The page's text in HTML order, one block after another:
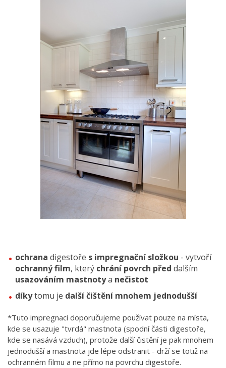
ochrana digestoře s impregnační složkou - vytvoří
ochranný film, který chrání povrch před dalším
usazováním mastnotya nečistot
díkytomu je další čištění mnohem jednodušší
*Tuto impregnaci doporučujeme používat pouze na místa,
kde se usazuje "tvrdá" mastnota (spodní části digestoře,
kde se nasává vzduch), protože další čistění je pak mnohem
jednodušší a mastnota jde lépe odstranit - drží se totiž na
ochranném filmu a ne přímo na povrchu digestoře.